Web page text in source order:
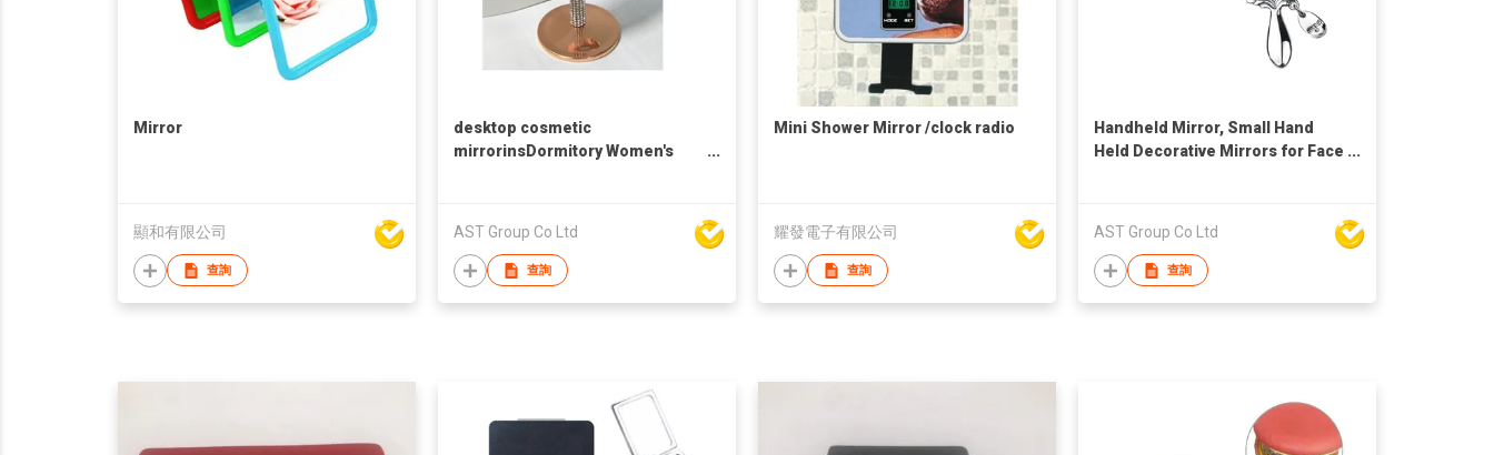
Mirror
顯和有限公司
查詢
desktop cosmetic
mirrorinsDormitory Women's
AST Group Co Ltd
查詢
Mini Shower Mirror /clock radio
耀發電子有限公司
查詢
Handheld Mirror, Small Hand
Held Decorative Mirrors for Face
AST Group Co Ltd
查詢